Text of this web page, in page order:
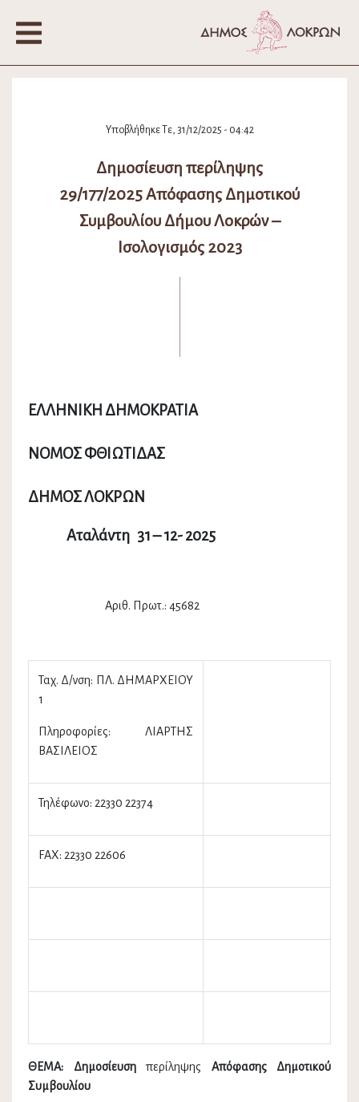
Υποβλήθηκε Τε, 31/12/2025 - 04:42
Δημοσίευση περίληψης
29/177/2025 Απόφασης Δημοτικού
Συμβουλίου Δήμου Λοκρών –
Ισολογισμός 2023
ΕΛΛΗΝΙΚΗ ΔΗΜΟΚΡΑΤΙΑ
ΝΟΜΟΣ ΦΘΙΩΤΙΔΑΣ
ΔΗΜΟΣ ΛΟΚΡΩΝ
Αταλάντη 31 – 12- 2025
Αριθ. Πρωτ.: 45682
Ταχ. Δ/νση: ΠΛ. ΔΗΜΑΡΧΕΙΟΥ
1
Πληροφορίες: ΛΙΑΡΤΗΣ
ΒΑΣΙΛΕΙΟΣ
Τηλέφωνο: 22330 22374
FAX: 22330 22606
ΘΕΜΑ: Δημοσίευσηπερίληψης Απόφασης Δημοτικού
Συμβουλίου